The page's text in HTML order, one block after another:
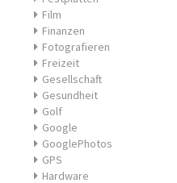
Film
Finanzen
Fotografieren
Freizeit
Gesellschaft
Gesundheit
Golf
Google
GooglePhotos
GPS
Hardware